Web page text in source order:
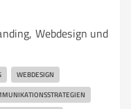
Webdesign und
WEBDESIGN